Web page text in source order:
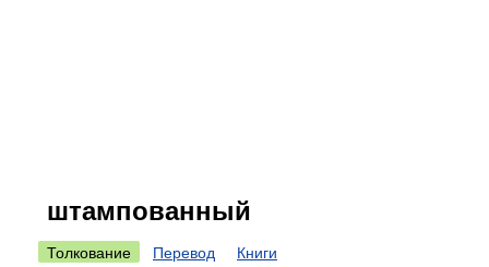
штампованный
Толкование Перевод Книги